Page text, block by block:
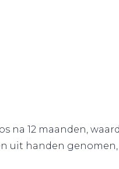
na 12 maanden,
uit handen